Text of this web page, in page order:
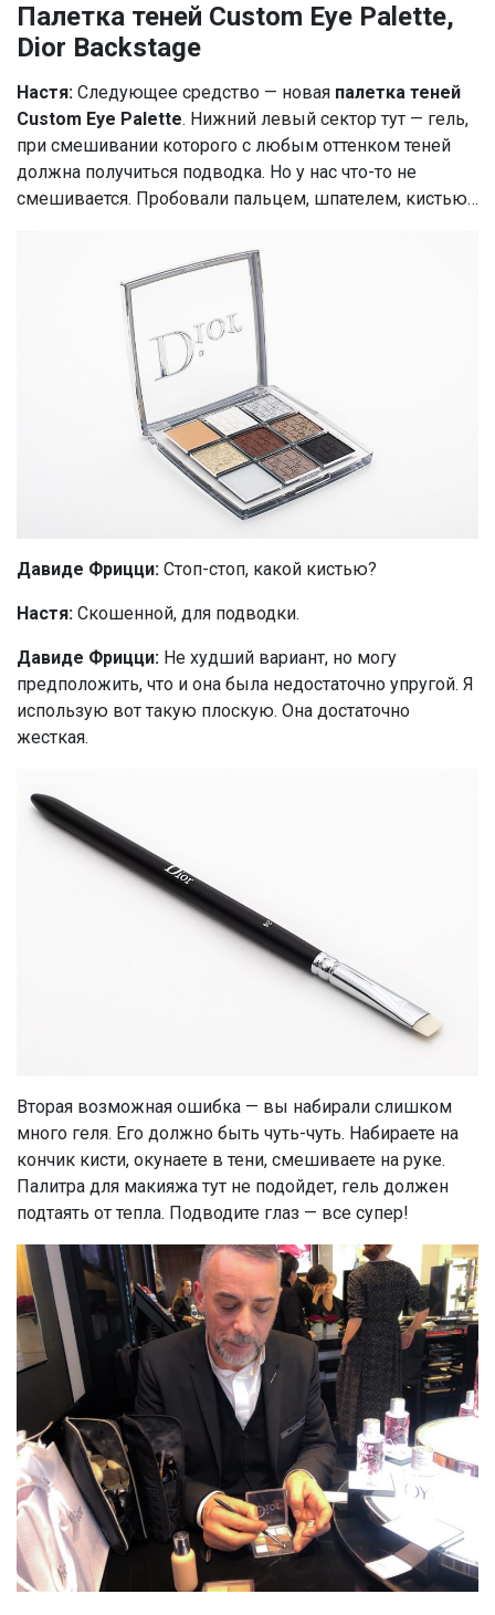
Палетка теней Custom Eye Palette,
Dior Backstage
Настя: Следующее средство — новая палетка теней
Custom Eye Palette. Нижний левый сектор тут — гель,
при смешивании которого с любым оттенком теней
должна получиться подводка. Но у нас что-то не
смешивается. Пробовали пальцем, шпателем, кистью…
Давиде Фрицци: Стоп-стоп, какой кистью?
Настя: Скошенной, для подводки.
Давиде Фрицци: Не худший вариант, но могу
предположить, что и она была недостаточно упругой. Я
использую вот такую плоскую. Она достаточно
жесткая.
Вторая возможная ошибка — вы набирали слишком
много геля. Его должно быть чуть-чуть. Набираете на
кончик кисти, окунаете в тени, смешиваете на руке.
Палитра для макияжа тут не подойдет, гель должен
подтаять от тепла. Подводите глаз — все супер!